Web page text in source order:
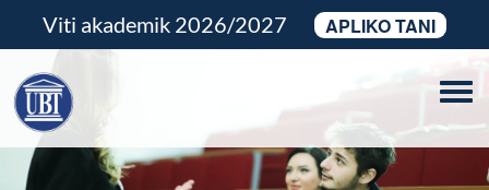
Viti akademik 2026/2027 APLIKO TANI